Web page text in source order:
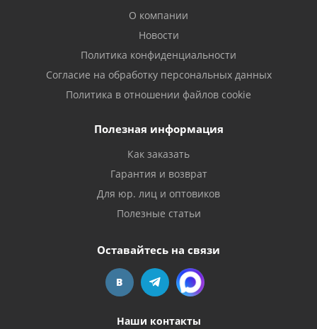
О компании
Новости
Политика конфиденциальности
Согласие на обработку персональных данных
Политика в отношении файлов cookie
Полезная информация
Как заказать
Гарантия и возврат
Для юр. лиц и оптовиков
Полезные статьи
Оставайтесь на связи
Наши контакты